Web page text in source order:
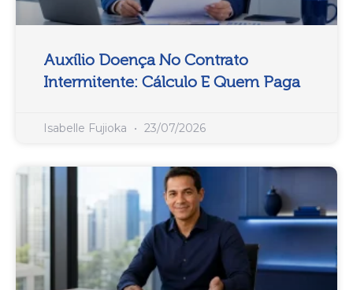
Auxílio Doença No Contrato
Intermitente: Cálculo E Quem Paga
Isabelle Fujioka 23/07/2026